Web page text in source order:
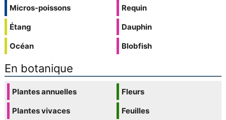
Micros-poissons
Étang
Océan
Requin
Dauphin
Blobfish
En botanique
Plantes annuelles
Plantes vivaces
Fleurs
Feuilles